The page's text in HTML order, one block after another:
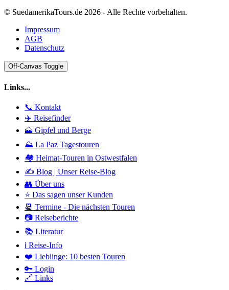
© SuedamerikaTours.de 2026 - Alle Rechte vorbehalten.
Impressum
AGB
Datenschutz
Off-Canvas Toggle
Links...
📞 Kontakt
✈️ Reisefinder
🗻 Gipfel und Berge
⛰️ La Paz Tagestouren
🏘️ Heimat-Touren in Ostwestfalen
✍️ Blog | Unser Reise-Blog
👥 Über uns
⭐ Das sagen unser Kunden
📆 Termine - Die nächsten Touren
📷 Reiseberichte
📚 Literatur
ℹ️ Reise-Info
❤️ Lieblinge: 10 besten Touren
🔑 Login
🔗 Links